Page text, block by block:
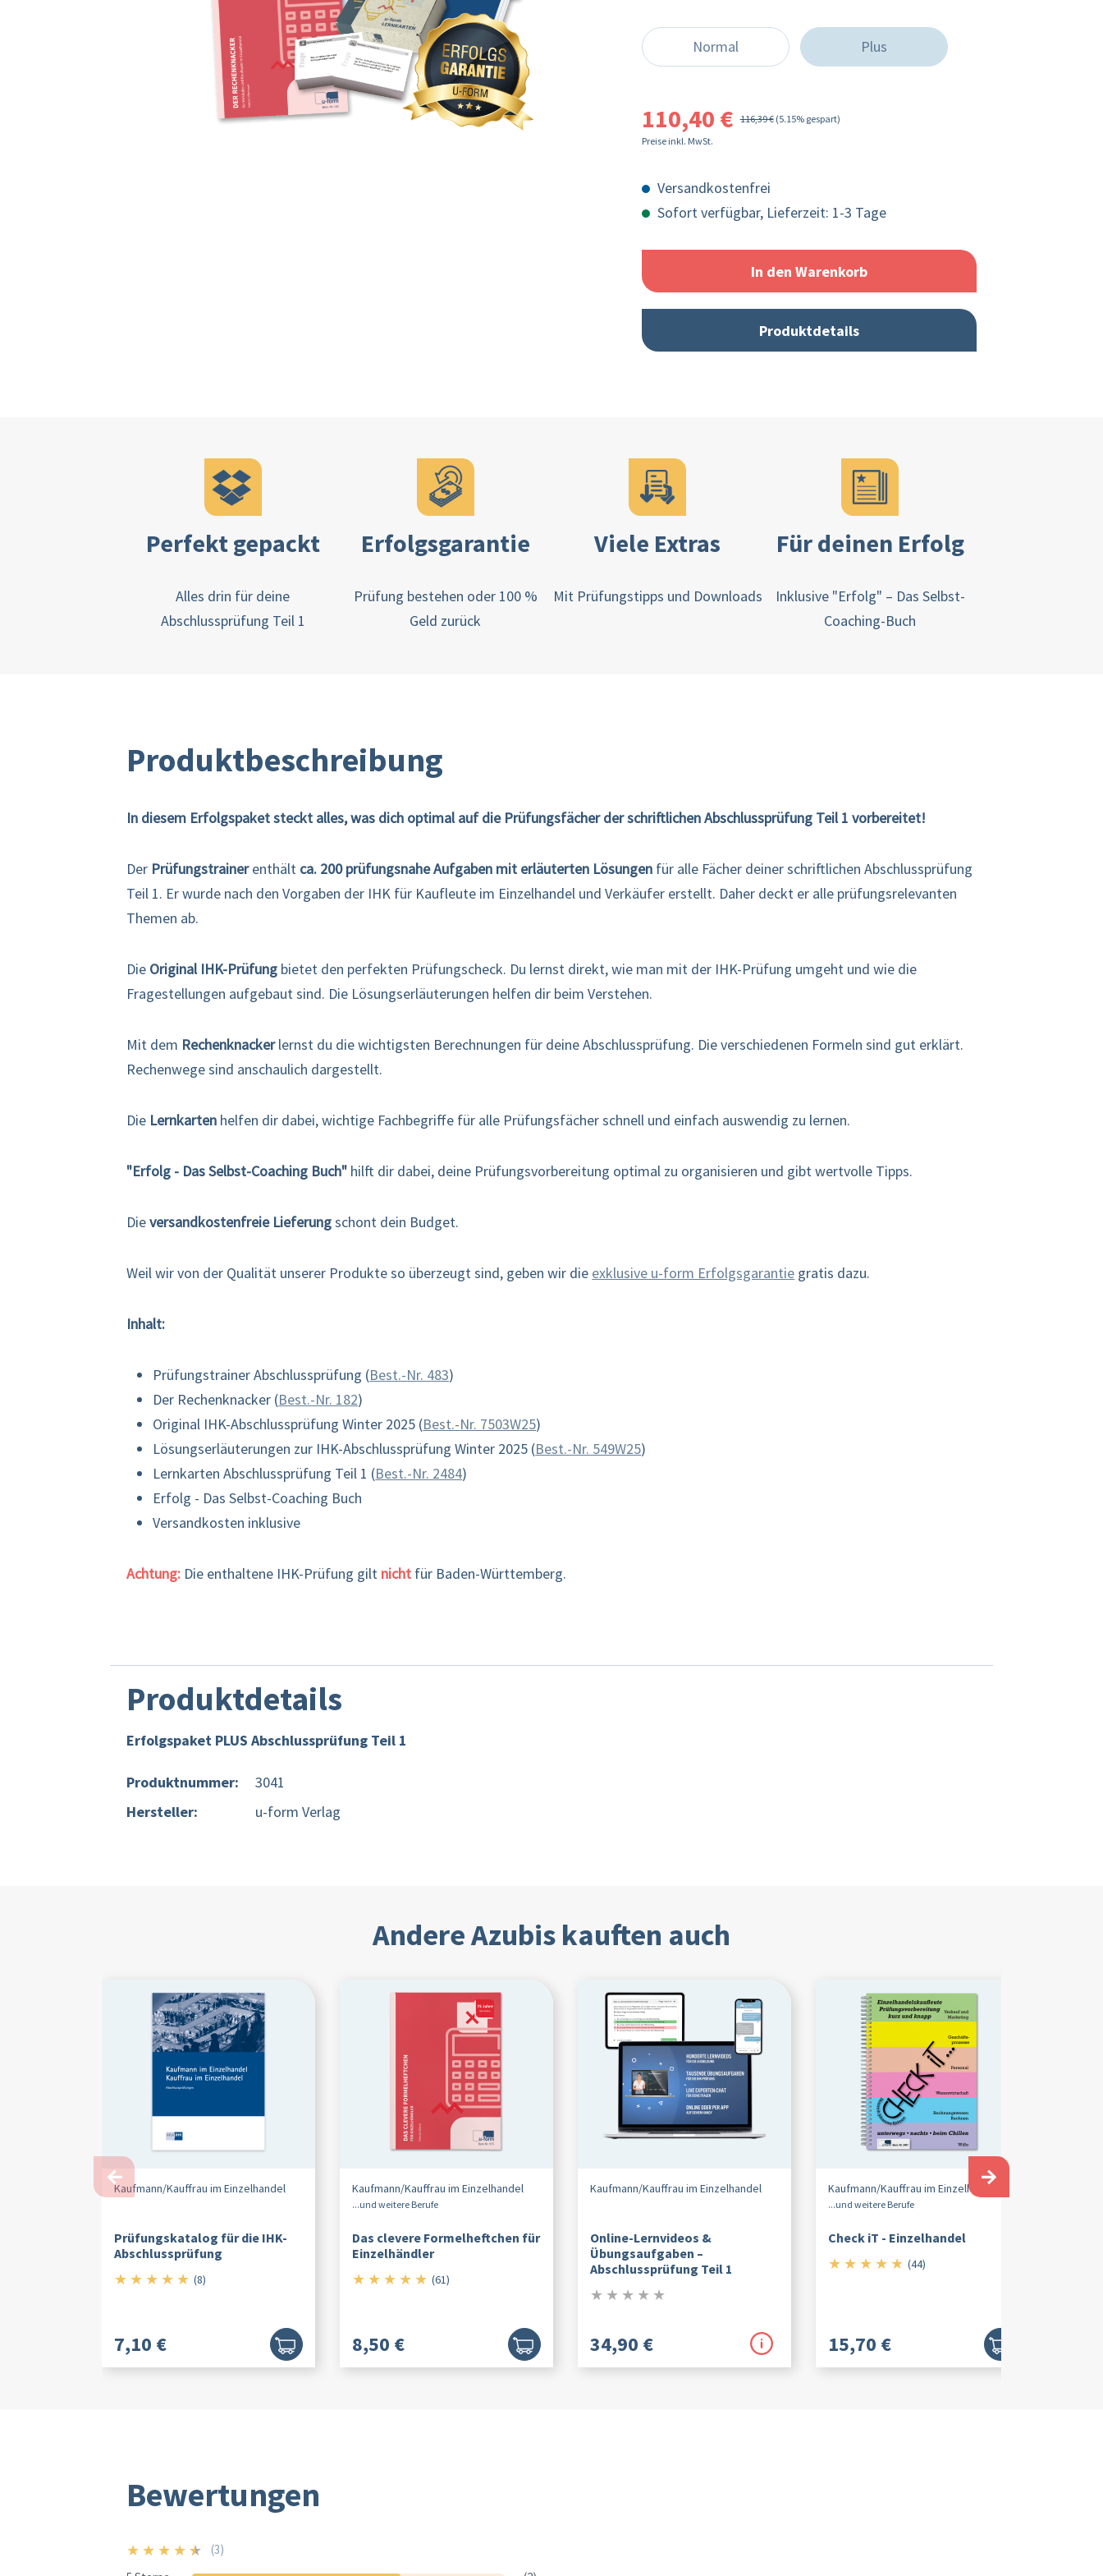
Normal Plus
110,40 € 116,39 € (5.15% gespart)
Preise inkl. MwSt.
Versandkostenfrei
Sofort verfügbar, Lieferzeit: 1-3 Tage
In den Warenkorb
Produktdetails
Perfekt gepackt Erfolgsgarantie Viele Extras Für deinen Erfolg
Alles drin für deine
Abschlussprüfung Teil 1
Prüfung bestehen oder 100 %
Geld zurück
Mit Prüfungstipps und Downloads
Inklusive "Erfolg" – Das Selbst-
Coaching-Buch
Produktbeschreibung
In diesem Erfolgspaket steckt alles, was dich optimal auf die Prüfungsfächer der schriftlichen Abschlussprüfung Teil 1 vorbereitet!
Der Prüfungstrainerenthält ca. 200 prüfungsnahe Aufgaben mit erläuterten Lösungen für alle Fächer deiner schriftlichen Abschlussprüfung
Teil 1. Er wurde nach den Vorgaben der IHK für Kaufleute im Einzelhandel und Verkäufer erstellt. Daher deckt er alle prüfungsrelevanten
Themen ab.
Die Original IHK-Prüfung bietet den perfekten Prüfungscheck. Du lernst direkt, wie man mit der IHK-Prüfung umgeht und wie die
Fragestellungen aufgebaut sind. Die Lösungserläuterungen helfen dir beim Verstehen.
Mit dem Rechenknackerlernst du die wichtigsten Berechnungen für deine Abschlussprüfung. Die verschiedenen Formeln sind gut erklärt.
Rechenwege sind anschaulich dargestellt.
Die Lernkarten helfen dir dabei, wichtige Fachbegriffe für alle Prüfungsfächer schnell und einfach auswendig zu lernen.
"Erfolg - Das Selbst-Coaching Buch" hilft dir dabei, deine Prüfungsvorbereitung optimal zu organisieren und gibt wertvolle Tipps.
Dieversandkostenfreie Lieferungschont dein Budget.
Weil wir von der Qualität unserer Produkte so überzeugt sind, geben wir die exklusive u-form Erfolgsgarantie gratis dazu.
Inhalt:
Prüfungstrainer Abschlussprüfung (Best.-Nr. 483)
Der Rechenknacker (Best.-Nr. 182)
Original IHK-Abschlussprüfung Winter 2025 (Best.-Nr. 7503W25)
Lösungserläuterungen zur IHK-Abschlussprüfung Winter 2025 (Best.-Nr. 549W25)
Lernkarten Abschlussprüfung Teil 1 (Best.-Nr. 2484)
Erfolg - Das Selbst-Coaching Buch
Versandkosten inklusive
Achtung: Die enthaltene IHK-Prüfung gilt nicht für Baden-Württemberg.
Produktdetails
Erfolgspaket PLUS Abschlussprüfung Teil 1
Produktnummer:
Hersteller:
3041
u-form Verlag
Andere Azubis kauften auch
Kaufmann/Kauffrau im Einzelhandel
Prüfungskatalog für die IHK-
Abschlussprüfung
★ ★ ★ ★ ★ 5/5
(8)
7,10 €
Kaufmann/Kauffrau im Einzelhandel
...und weitere Berufe
Das clevere Formelheftchen für
Einzelhändler
★ ★ ★ ★ ★ 5/5
(61)
8,50 €
Kaufmann/Kauffrau im Einzelhandel
Online-Lernvideos &
Übungsaufgaben –
Abschlussprüfung Teil 1
★ ★ ★ ★ ★
34,90 €
Kaufmann/Kauffrau im Einzelhandel
...und weitere Berufe
Check iT - Einzelhandel
★ ★ ★ ★ ★ 5/5
(44)
15,70 €
← →
Bewertungen
★ ★ ★ ★ ★ 4.5/5
(3)